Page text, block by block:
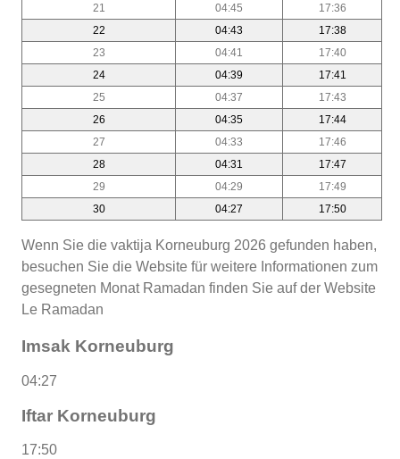
21
04:45
17:36
22
04:43
17:38
23
04:41
17:40
24
04:39
17:41
25
04:37
17:43
26
04:35
17:44
27
04:33
17:46
28
04:31
17:47
29
04:29
17:49
30
04:27 17:50
Wenn Sie die vaktija Korneuburg 2026 gefunden haben,
besuchen Sie die Website für weitere Informationen zum
gesegneten Monat Ramadan finden Sie auf der Website
Le Ramadan
Imsak Korneuburg
04:27
Iftar Korneuburg
17:50